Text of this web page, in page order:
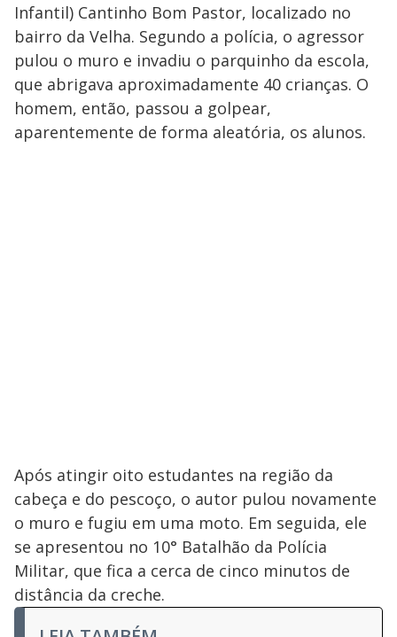
Infantil) Cantinho Bom Pastor, localizado no
bairro da Velha. Segundo a polícia, o agressor
pulou o muro e invadiu o parquinho da escola,
que abrigava aproximadamente 40 crianças. O
homem, então, passou a golpear,
aparentemente de forma aleatória, os alunos.
Após atingir oito estudantes na região da
cabeça e do pescoço, o autor pulou novamente
o muro e fugiu em uma moto. Em seguida, ele
se apresentou no 10° Batalhão da Polícia
Militar, que fica a cerca de cinco minutos de
distância da creche.